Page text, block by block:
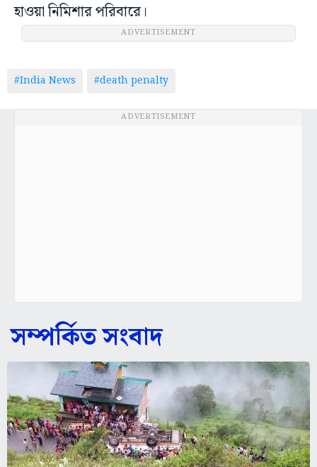
হাওয়া নিমিশার পরিবারে।
ADVERTISEMENT
#India News #death penalty
ADVERTISEMENT
সম্পর্কিত সংবাদ